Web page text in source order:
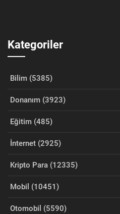
Kategoriler
Bilim (5385)
Donanım (3923)
Eğitim (485)
İnternet (2925)
Kripto Para (12335)
Mobil (10451)
Otomobil (5590)